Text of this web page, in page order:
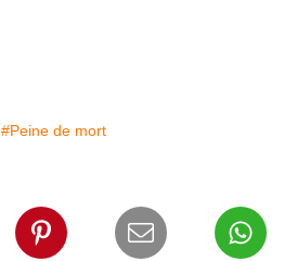
#Peine de mort